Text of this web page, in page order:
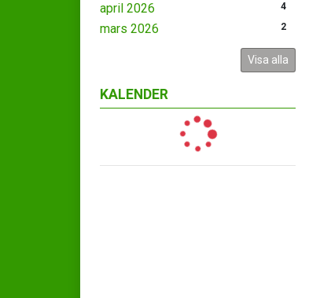
april 2026 4
mars 2026 2
Visa alla
KALENDER